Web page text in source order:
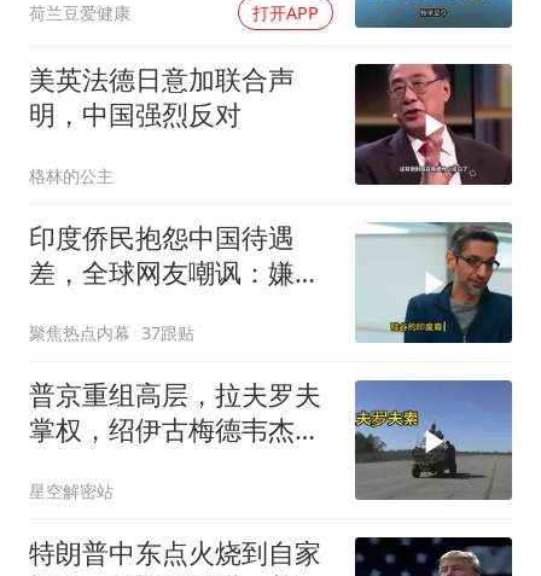
荷兰豆爱健康 打开APP
美英法德日意加联合声
明，中国强烈反对
格林的公主
印度侨民抱怨中国待遇
差，全球网友嘲讽：嫌差
聚焦热点内幕 37跟贴
普京重组高层，拉夫罗夫
掌权，绍伊古梅德韦杰夫
星空解密站
特朗普中东点火烧到自家